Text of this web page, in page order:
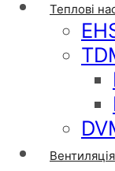
Теплові
Вентиляція